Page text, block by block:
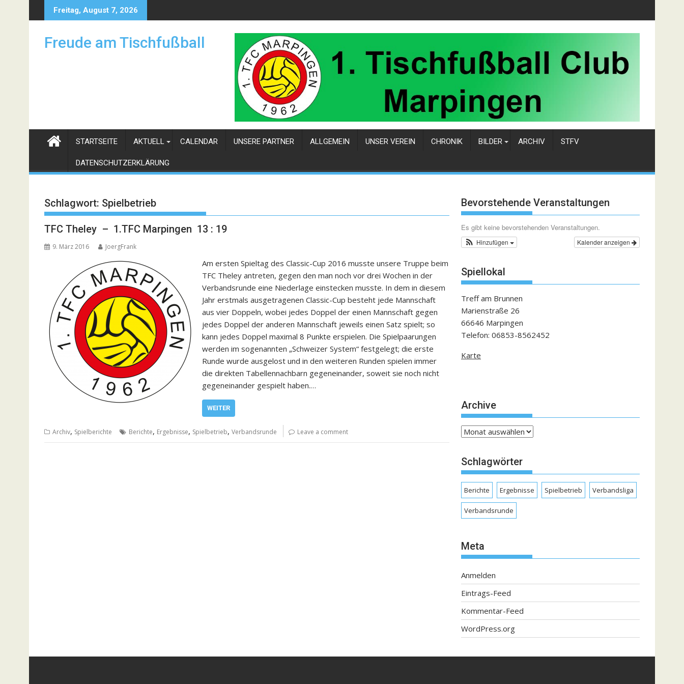
to
Freitag, August 7, 2026
Freude am Tischfußball
STARTSEITE AKTUELL CALENDAR UNSERE PARTNER ALLGEMEIN UNSER VEREIN CHRONIK BILDER ARCHIV STFV
DATENSCHUTZERKLÄRUNG
Schlagwort: Spielbetrieb
TFC Theley – 1.TFC Marpingen 13 : 19
9. März 2016 JoergFrank
Am ersten Spieltag des Classic-Cup 2016 musste unsere Truppe beim
TFC Theley antreten, gegen den man noch vor drei Wochen in der
Verbandsrunde eine Niederlage einstecken musste. In dem in diesem
Jahr erstmals ausgetragenen Classic-Cup besteht jede Mannschaft
aus vier Doppeln, wobei jedes Doppel der einen Mannschaft gegen
jedes Doppel der anderen Mannschaft jeweils einen Satz spielt; so
kann jedes Doppel maximal 8 Punkte erspielen. Die Spielpaarungen
werden im sogenannten „Schweizer System“ festgelegt; die erste
Runde wurde ausgelost und in den weiteren Runden spielen immer
die direkten Tabellennachbarn gegeneinander, soweit sie noch nicht
gegeneinander gespielt haben.…
WEITER
Archiv, Spielberichte Berichte, Ergebnisse, Spielbetrieb, Verbandsrunde Leave a comment
Bevorstehende Veranstaltungen
Es gibt keine bevorstehenden Veranstaltungen.
Kalender anzeigen
Hinzufügen
Spiellokal
Treff am Brunnen
Marienstraße 26
66646 Marpingen
Telefon: 06853-8562452
Karte
Archive
Archive
Schlagwörter
Berichte Ergebnisse Spielbetrieb Verbandsliga
Verbandsrunde
Meta
Anmelden
Eintrags-Feed
Kommentar-Feed
WordPress.org